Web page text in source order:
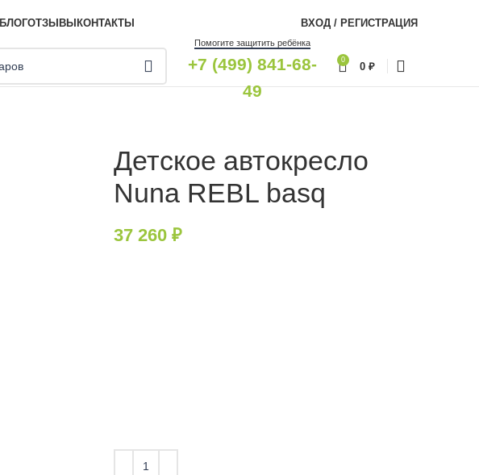
БЛОГОТЗЫВЫ КОНТАКТЫ ВХОД / РЕГИСТРАЦИЯ
Помогите защитить ребёнка
+7 (499) 841-68-
49
0
0 ₽
Детское автокресло
Nuna REBL basq
37 260 ₽